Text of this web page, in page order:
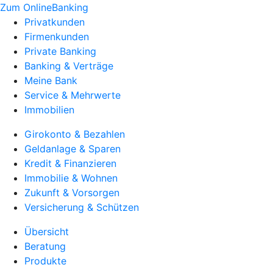
Zum OnlineBanking
Privatkunden
Firmenkunden
Private Banking
Banking & Verträge
Meine Bank
Service & Mehrwerte
Immobilien
Girokonto & Bezahlen
Geldanlage & Sparen
Kredit & Finanzieren
Immobilie & Wohnen
Zukunft & Vorsorgen
Versicherung & Schützen
Übersicht
Beratung
Produkte